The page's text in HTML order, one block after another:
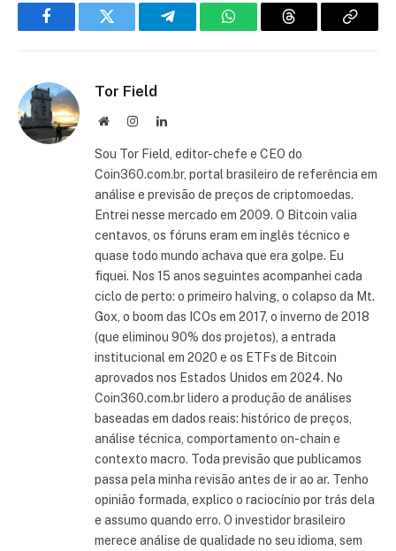
FacebookTwitter TelegramWhatsAppThreads Copiar
Tor Field
Site InstagramLinkedIn
Sou Tor Field, editor-chefe e CEO do
Coin360.com.br, portal brasileiro de referência em
análise e previsão de preços de criptomoedas.
Entrei nesse mercado em 2009. O Bitcoin valia
centavos, os fóruns eram em inglês técnico e
quase todo mundo achava que era golpe. Eu
fiquei. Nos 15 anos seguintes acompanhei cada
ciclo de perto: o primeiro halving, o colapso da Mt.
Gox, o boom das ICOs em 2017, o inverno de 2018
(que eliminou 90% dos projetos), a entrada
institucional em 2020 e os ETFs de Bitcoin
aprovados nos Estados Unidos em 2024. No
Coin360.com.br lidero a produção de análises
baseadas em dados reais: histórico de preços,
análise técnica, comportamento on-chain e
contexto macro. Toda previsão que publicamos
passa pela minha revisão antes de ir ao ar. Tenho
opinião formada, explico o raciocínio por trás dela
e assumo quando erro. O investidor brasileiro
merece análise de qualidade no seu idioma, sem